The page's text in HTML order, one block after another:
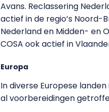
Avans. Reclassering
actief in de regio’s Noord-
Nederland en Midden- en
COSA ook actief in
Europa
In diverse Europese
al voorbereidingen